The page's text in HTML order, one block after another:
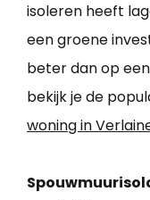
isoleren heeft
een groene
beter dan op
bekijk je de
woning in